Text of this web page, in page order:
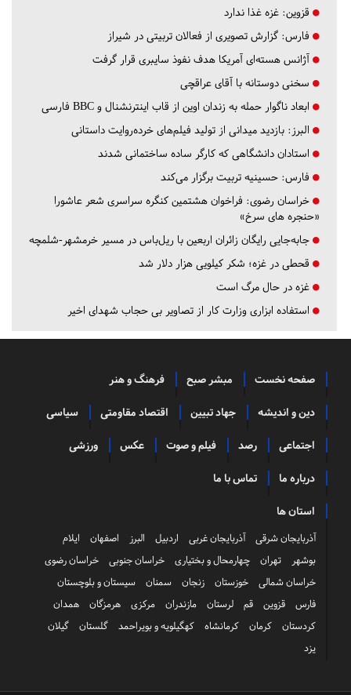
قزوین: غزه غذا ندارد
فارس: گزارش تصویری از فعالان تربیتی در شیراز
آژانس هسته‌ای آمریکا هدف نفوذ سایبری قرار گرفت
سخنی دوستانه با آقای عراقچی
ابعاد ناگوار حمله به زندان اوین از قاب اینترنشنال و BBC فارسی
البرز: بازدید میدانی از تولید فیلم‌های خرده‌روایت داستانی
استادان دانشگاهی که کارگر ساده ساختمانی شدند
فارس: حسینیه تربیت برگزار می‌کند
خراسان رضوی: فراخوان هشتمین کنگره سراسری شعر عاشورا
«حنجره های سرخ»
جابه‌جایی رایگان زائران اربعین با ریل‌باس در مسیر خرمشهر-شلمچه
قحطی در غزه؛ شکر کیلویی هزار دلار شد
غزه در حال مرگ است
استفاده ابزاری وزارت کار از تصاویر بی حجاب شهدای اخیر
صفحه نخست مبشر صبح فرهنگ و هنر
دین و اندیشه جهاد تبیین اقتصاد مقاومتی سیاسی
اجتماعی رصد فیلم و صوت عکس ورزشی
درباره ما تماس با ما
استان ها
آذربایجان شرقی آذربایجان غربی اردبیل البرز اصفهان
ایلام
بوشهر
تهران چهارمحال و بختیاری خراسان جنوبی
خراسان رضوی
خراسان شمالی
خوزستان زنجان سمنان
سیستان و بلوچستان
فارس
قزوین قم لرستان مازندران مرکزی هرمزگان
همدان
کردستان
کرمان کرمانشاه کهگیلویه و بویراحمد گلستان
گیلان
یزد